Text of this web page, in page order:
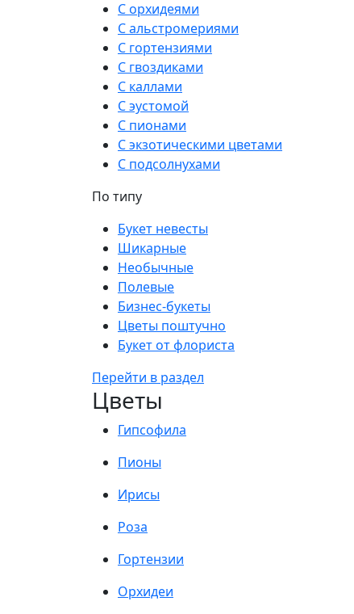
С орхидеями
С альстромериями
С гортензиями
С гвоздиками
С каллами
С эустомой
С пионами
С экзотическими цветами
С подсолнухами
По типу
Букет невесты
Шикарные
Необычные
Полевые
Бизнес-букеты
Цветы поштучно
Букет от флориста
Перейти в раздел
Цветы
Гипсофила
Пионы
Ирисы
Роза
Гортензии
Орхидеи